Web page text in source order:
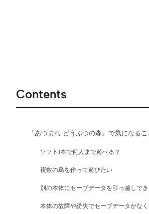
Contents
『あつまれ どうぶつの森』で気になる
ソフト1本で何人まで遊べる？
複数の島を作って遊びたい
別の本体にセーブデータを引っ越しでき
本体の故障や紛失でセーブデータがな